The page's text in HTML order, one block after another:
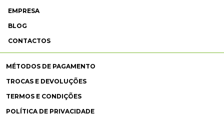
EMPRESA
BLOG
CONTACTOS
MÉTODOS DE PAGAMENTO
TROCAS E DEVOLUÇÕES
TERMOS E CONDIÇÕES
POLÍTICA DE PRIVACIDADE